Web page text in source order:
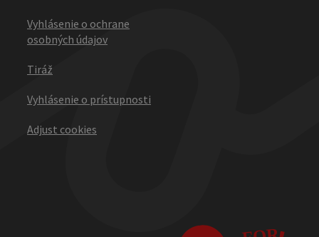
Vyhlásenie o ochrane
osobných údajov
Tiráž
Vyhlásenie o prístupnosti
Adjust cookies